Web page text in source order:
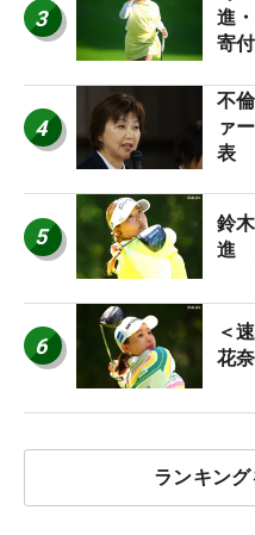
3
進
寄
4
不
ァ
表
5
鈴
進
6
＜
花
ランキン